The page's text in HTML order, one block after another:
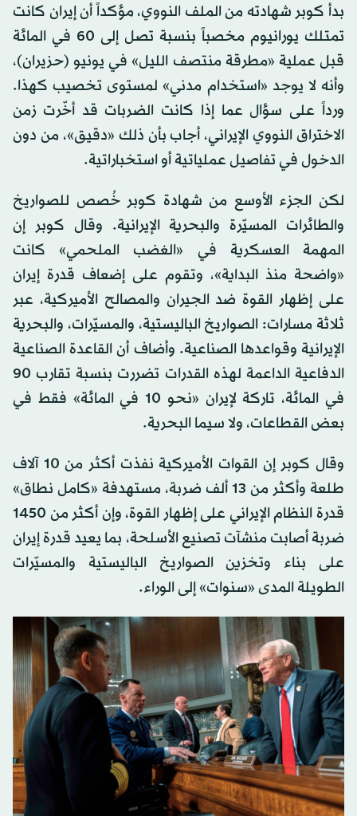
بدأ كوبر شهادته من الملف النووي، مؤكداً أن إيران كانت
تمتلك يورانيوم مخصباً بنسبة تصل إلى 60 في المائة
قبل عملية «مطرقة منتصف الليل» في يونيو (حزيران)،
وأنه لا يوجد «استخدام مدني» لمستوى تخصيب كهذا.
ورداً على سؤال عما إذا كانت الضربات قد أخّرت زمن
الاختراق النووي الإيراني، أجاب بأن ذلك «دقيق»، من دون
الدخول في تفاصيل عملياتية أو استخباراتية.
لكن الجزء الأوسع من شهادة كوبر خُصص للصواريخ
والطائرات المسيّرة والبحرية الإيرانية. وقال كوبر إن
المهمة العسكرية في «الغضب الملحمي» كانت
«واضحة منذ البداية»، وتقوم على إضعاف قدرة إيران
على إظهار القوة ضد الجيران والمصالح الأميركية، عبر
ثلاثة مسارات: الصواريخ الباليستية، والمسيّرات، والبحرية
الإيرانية وقواعدها الصناعية. وأضاف أن القاعدة الصناعية
الدفاعية الداعمة لهذه القدرات تضررت بنسبة تقارب 90
في المائة، تاركة لإيران «نحو 10 في المائة» فقط في
بعض القطاعات، ولا سيما البحرية.
وقال كوبر إن القوات الأميركية نفذت أكثر من 10 آلاف
طلعة وأكثر من 13 ألف ضربة، مستهدفة «كامل نطاق»
قدرة النظام الإيراني على إظهار القوة، وإن أكثر من 1450
ضربة أصابت منشآت تصنيع الأسلحة، بما يعيد قدرة إيران
على بناء وتخزين الصواريخ الباليستية والمسيّرات
الطويلة المدى «سنوات» إلى الوراء.